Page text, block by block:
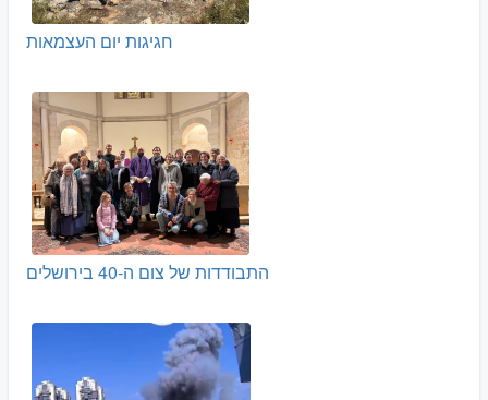
חגיגות יום העצמאות
התבודדות של צום ה-40 בירושלים